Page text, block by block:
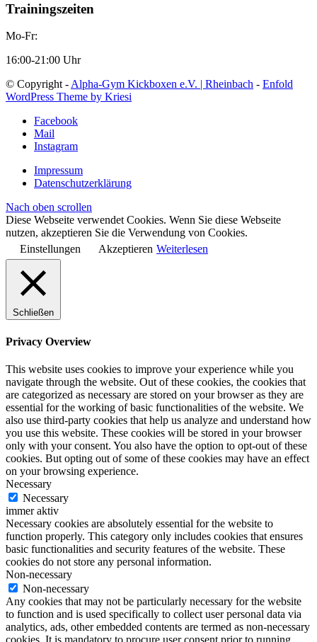
Trainingszeiten
Mo-Fr:
16:00-21:00 Uhr
© Copyright - Alpha-Gym Kickboxen e.V. | Rheinbach - Enfold
WordPress Theme by Kriesi
Facebook
Mail
Instagram
Impressum
Datenschutzerklärung
Nach oben scrollen
Diese Webseite verwendet Cookies. Wenn Sie diese Webseite
nutzen, akzeptieren Sie die Verwendung von Cookies.
Einstellungen
Akzeptieren Weiterlesen
Schließen
Privacy Overview
This website uses cookies to improve your experience while you
navigate through the website. Out of these cookies, the cookies that
are categorized as necessary are stored on your browser as they are
essential for the working of basic functionalities of the website. We
also use third-party cookies that help us analyze and understand how
you use this website. These cookies will be stored in your browser
only with your consent. You also have the option to opt-out of these
cookies. But opting out of some of these cookies may have an effect
on your browsing experience.
Necessary
Necessary
immer aktiv
Necessary cookies are absolutely essential for the website to
function properly. This category only includes cookies that ensures
basic functionalities and security features of the website. These
cookies do not store any personal information.
Non-necessary
Non-necessary
Any cookies that may not be particularly necessary for the website
to function and is used specifically to collect user personal data via
analytics, ads, other embedded contents are termed as non-necessary
cookies. It is mandatory to procure user consent prior to running